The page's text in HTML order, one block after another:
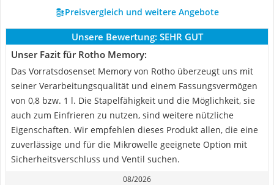
Preisvergleich und weitere Angebote
Unsere Bewertung: SEHR GUT
Unser Fazit für Rotho Memory:
Das Vorratsdosenset Memory von Rotho überzeugt uns mit
seiner Verarbeitungsqualität und einem Fassungsvermögen
von 0,8 bzw. 1 l. Die Stapelfähigkeit und die Möglichkeit, sie
auch zum Einfrieren zu nutzen, sind weitere nützliche
Eigenschaften. Wir empfehlen dieses Produkt allen, die eine
zuverlässige und für die Mikrowelle geeignete Option mit
Sicherheitsverschluss und Ventil suchen.
08/2026